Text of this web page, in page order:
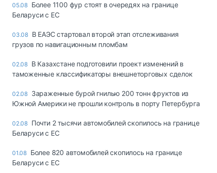
05.08 Более 1100 фур стоят в очередях на границе
Беларуси с ЕС
03.08 В ЕАЭС стартовал второй этап отслеживания
грузов по навигационным пломбам
02.08 В Казахстане подготовили проект изменений в
таможенные классификаторы внешнеторговых сделок
02.08 Зараженные бурой гнилью 200 тонн фруктов из
Южной Америки не прошли контроль в порту Петербурга
02.08 Почти 2 тысячи автомобилей скопилось на границе
Беларуси с ЕС
01.08 Более 820 автомобилей скопилось на границе
Беларуси с ЕС